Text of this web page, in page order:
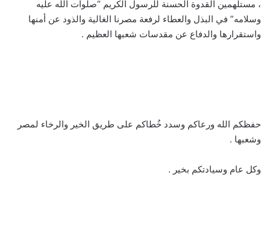
، مستلهمين القدوة الحسنة للرسول الكريم “صلوات الله عليه
وسلامه” في البذل والعطاء لرفعة مصرنا الغالية والذود عن أمنها
واستقرارها والدفاع عن مقدسات شعبها العظيم .
حفظكم الله ورعاكم وسدد خُطاكم على طريق الخير والرخاء لمصر
وشعبها .
وكل عام وسيادتكم بخير .